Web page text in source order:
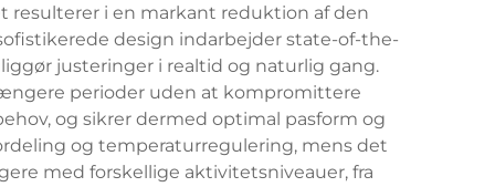
i en markant reduktion af den
design indarbejder state-of-the-
justeringer i realtid og naturlig gang.
perioder uden at kompromittere
og sikrer dermed optimal pasform og
og temperaturregulering, mens det
med forskellige aktivitetsniveauer, fra